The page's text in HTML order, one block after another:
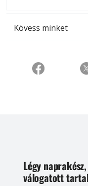
Kövess minket
Légy
válogatott